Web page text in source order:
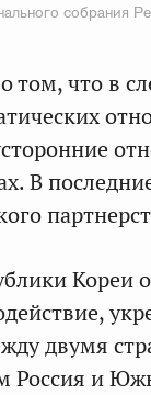
собрания
том, что в
В
Кореи
двумя
Россия и